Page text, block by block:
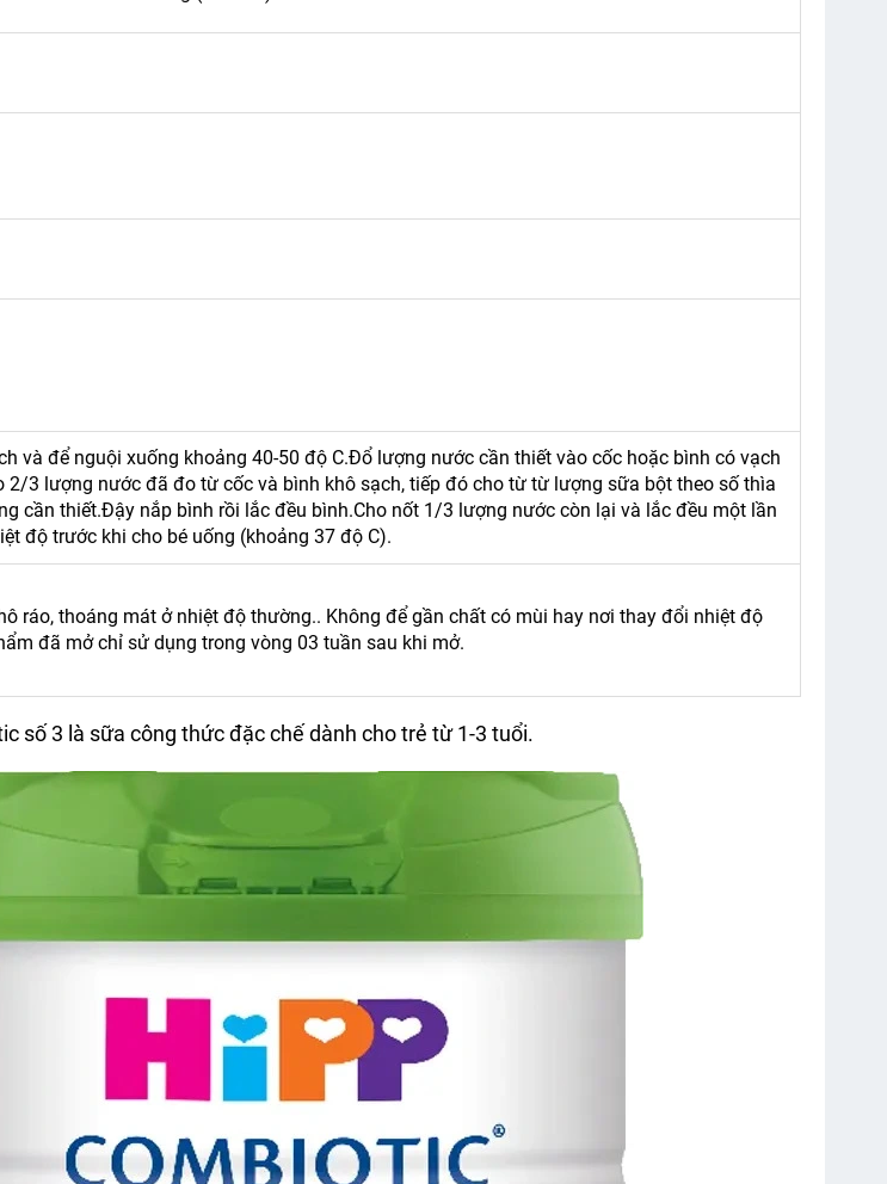
và để nguội xuống khoảng 40-50 độ C.Đổ lượng nước cần thiết vào cốc hoặc bình có vạch
2/3 lượng nước đã đo từ cốc và bình khô sạch, tiếp đó cho từ từ lượng sữa bột theo số thìa
cần thiết.Đậy nắp bình rồi lắc đều bình.Cho nốt 1/3 lượng nước còn lại và lắc đều một lần
độ trước khi cho bé uống (khoảng 37 độ C).
ráo, thoáng mát ở nhiệt độ thường.. Không để gần chất có mùi hay nơi thay đổi nhiệt độ
đã mở chỉ sử dụng trong vòng 03 tuần sau khi mở.
số 3 là sữa công thức đặc chế dành cho trẻ từ 1-3 tuổi.